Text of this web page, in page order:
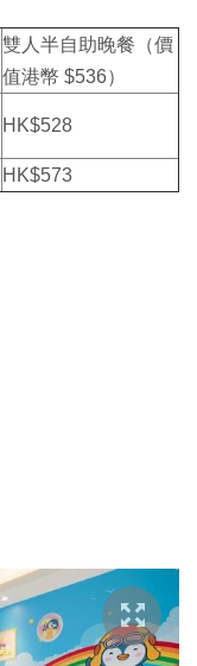
雙人半自助晚餐（價
值港幣 $536）
HK$528
HK$573